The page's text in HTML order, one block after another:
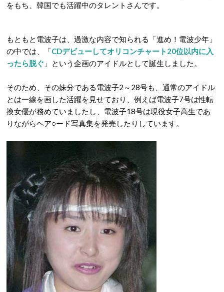
をもち、韓国でも活躍中のタレントさんです。
もともと電波子は、過激な内容で知られる「進め！電波少年」
の中では、「CDデビューしてオリコンチャート20位以内に入
ったら脱ぐ 」という企画のアイドルとして誕生しました。
そのため、その妹分である電波子2～28号も、通常のアイドル
とは一線を画した活躍を見せており、例えば電波子7号は性転
換女優が務めていましたし、電波子18号は現役女子高生であ
りながらヘア○ード写真集を発売したりしています。